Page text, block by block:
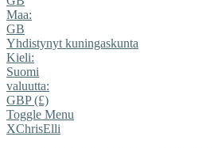
Maa:
GB
Yhdistynyt kuningaskunta
Kieli:
Suomi
valuutta:
GBP (£)
Toggle Menu
XChrisElli